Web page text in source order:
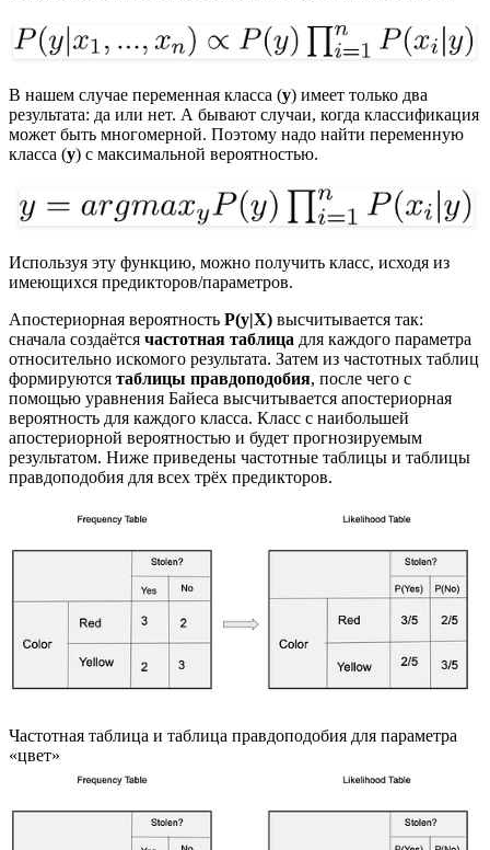
В нашем случае переменная класса (y) имеет только два
результата: да или нет. А бывают случаи, когда классификация
может быть многомерной. Поэтому надо найти переменную
класса (y) с максимальной вероятностью.
Используя эту функцию, можно получить класс, исходя из
имеющихся предикторов/параметров.
Апостериорная вероятность P(y|X) высчитывается так:
сначала создаётся частотная таблица для каждого параметра
относительно искомого результата. Затем из частотных таблиц
формируются таблицы правдоподобия, после чего с
помощью уравнения Байеса высчитывается апостериорная
вероятность для каждого класса. Класс с наибольшей
апостериорной вероятностью и будет прогнозируемым
результатом. Ниже приведены частотные таблицы и таблицы
правдоподобия для всех трёх предикторов.
Частотная таблица и таблица правдоподобия для параметра
«цвет»